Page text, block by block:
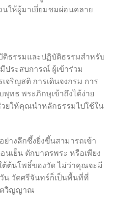
ให้ผู้มาเยี่ยมชมผ่อนคลาย
ธรรมและปฏิบัติธรรมสำหรับ
ประสบการณ์ ผู้เข้าร่วม
จริญสติ การเดินจงกรม การ
ทธ พระภิกษุเข้าถึงได้ง่าย
ยให้คุณนำหลักธรรมไปใช้ใน
างลึกซึ้งยิ่งขึ้นสามารถเข้า
เย็น ตักบาตรพระ หรือเพียง
ต้ต้นโพธิ์ของวัด ไม่ว่าคุณจะมี
น วัดศรีจันทร์ก็เป็นพื้นที่ที่
ตวิญญาณ